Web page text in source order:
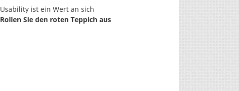
Usability ist ein Wert an sich
Rollen Sie den roten Teppich aus